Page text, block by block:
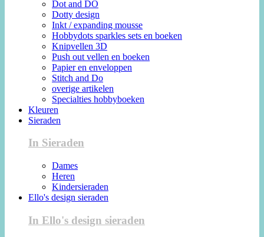
Dot and DO
Dotty design
Inkt / expanding mousse
Hobbydots sparkles sets en boeken
Knipvellen 3D
Push out vellen en boeken
Papier en enveloppen
Stitch and Do
overige artikelen
Specialties hobbyboeken
Kleuren
Sieraden
In Sieraden
Dames
Heren
Kindersieraden
Ello's design sieraden
In Ello's design sieraden